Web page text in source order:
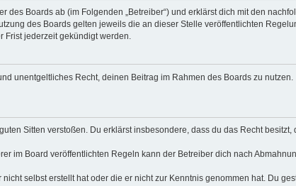
des Boards ab (im Folgenden „Betreiber“) und erklärst dich mit den
des Boards gelten jeweils die an dieser Stelle veröffentlichten
Frist jederzeit gekündigt werden.
unentgeltliches Recht, deinen Beitrag im Rahmen des Boards zu nutzen.
Sitten verstoßen. Du erklärst insbesondere, dass du das Recht
im Board veröffentlichten Regeln kann der Betreiber dich nach
selbst erstellt hat oder die er nicht zur Kenntnis genommen hat. Du